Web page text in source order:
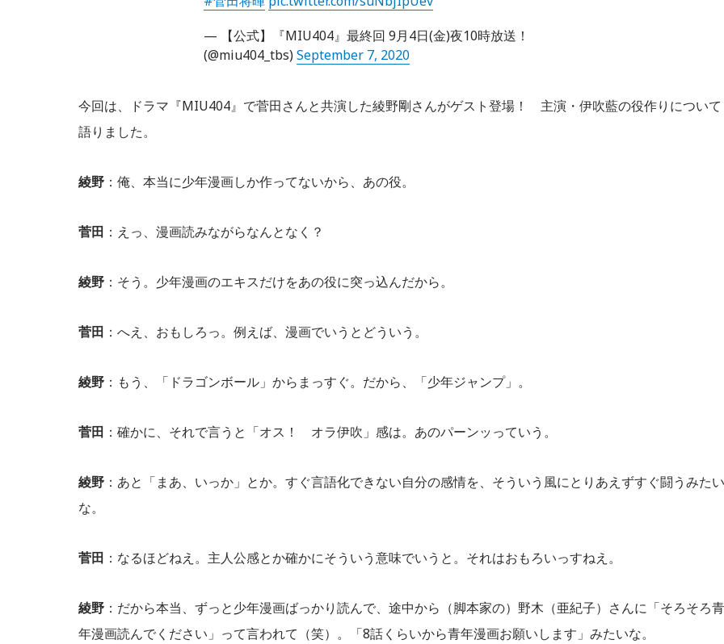
— 【公式】『MIU404』最終回 9月4日(金)夜10時放送！
(@miu404_tbs)September 7, 2020
今回は、ドラマ『MIU404』で菅田さんと共演した綾野剛さんがゲスト登場！ 主演・伊吹藍の役作りについて
語りました。
綾野 ：俺、本当に少年漫画しか作ってないから、あの役。
菅田 ：えっ、漫画読みながらなんとなく？
綾野 ：そう。少年漫画のエキスだけをあの役に突っ込んだから。
菅田 ：へえ、おもしろっ。例えば、漫画でいうとどういう。
綾野 ：もう、「ドラゴンボール」からまっすぐ。だから、「少年ジャンプ」。
菅田 ：確かに、それで言うと「オス！ オラ伊吹」感は。あのパーンッっていう。
綾野 ：あと「まあ、いっか」とか。すぐ言語化できない自分の感情を、そういう風にとりあえずすぐ闘うみたい
な。
菅田 ：なるほどねえ。主人公感とか確かにそういう意味でいうと。それはおもろいっすねえ。
綾野 ：だから本当、ずっと少年漫画ばっかり読んで、途中から（脚本家の）野木（亜紀子）さんに「そろそろ青
年漫画読んでください」って言われて（笑）。「8話くらいから青年漫画お願いします」みたいな。